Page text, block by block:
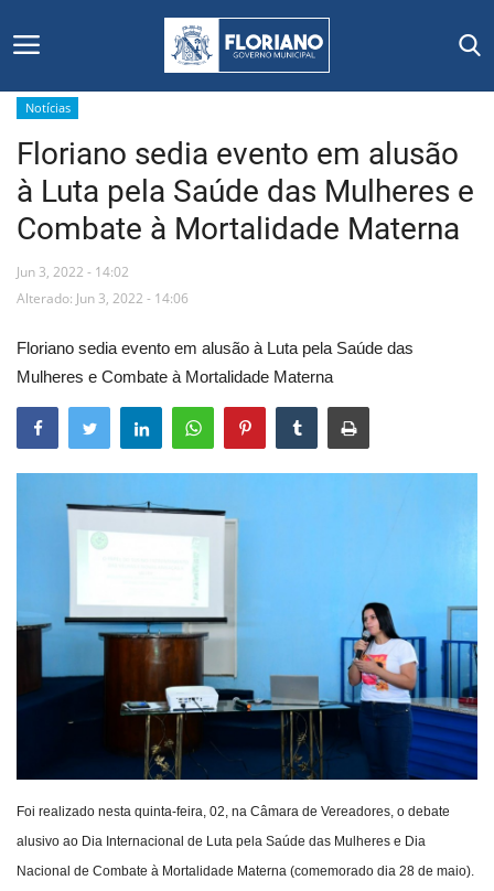
Início
Editais
Floriano
Mural de Licitações
Notícias
Webmail
Contato
Notícias
Floriano sedia evento em alusão
à Luta pela Saúde das Mulheres e
Combate à Mortalidade Materna
Jun 3, 2022 - 14:02
Alterado: Jun 3, 2022 - 14:06
Floriano sedia evento em alusão à Luta pela Saúde das
Mulheres e Combate à Mortalidade Materna
Foi realizado nesta quinta-feira, 02, na Câmara de Vereadores, o debate
alusivo ao Dia Internacional de Luta pela Saúde das Mulheres e Dia
Nacional de Combate à Mortalidade Materna (comemorado dia 28 de maio).